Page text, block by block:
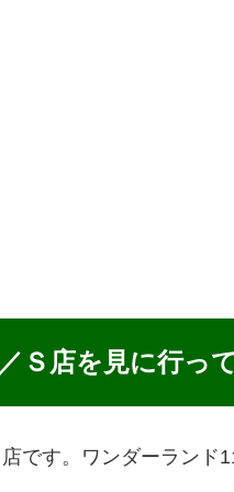
Ｓ店を見に行っ
です。ワンダーランド